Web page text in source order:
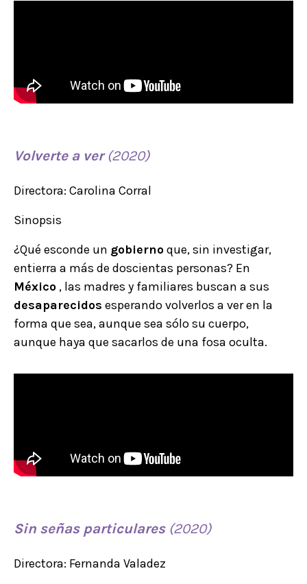
Volverte a ver(2020)
Directora: Carolina Corral
Sinopsis
¿Qué esconde un gobiernoque, sin investigar,
entierra a más de doscientas personas? En
México , las madres y familiares buscan a sus
desaparecidos esperando volverlos a ver en la
forma que sea, aunque sea sólo su cuerpo,
aunque haya que sacarlos de una fosa oculta.
Sin señas particulares(2020)
Directora: Fernanda Valadez